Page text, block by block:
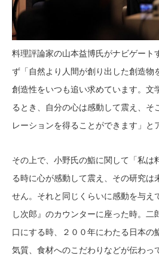
料理評論家の山本益博氏がナビゲート
ず「自然より人間が創り出した創造物
創造性をいつも追い求めています。文
るとき、自分の心は感動して震え、そ
レーションを得ることができます」と
その上で、小野氏の鮨に関して「私は
る時に心が感動して震え、その研究は
せん。それと同じくらいに感動を与え
し次郎』のカウンターに座った時。二
口にする時、２００年にわたる日本の
気質、食材へのこだわりなどが伝わっ